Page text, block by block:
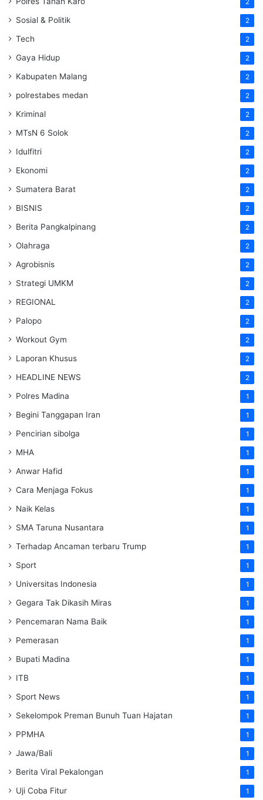
2
Sosial & Politik 2
Tech 2
Gaya Hidup 2
Kabupaten Malang 2
polrestabes medan 2
Kriminal 2
MTsN 6 Solok 2
Idulfitri 2
Ekonomi 2
Sumatera Barat 2
BISNIS 2
Berita Pangkalpinang 2
Olahraga 2
Agrobisnis 2
Strategi UMKM 2
REGIONAL 2
Palopo 2
Workout Gym 2
Laporan Khusus 2
HEADLINE NEWS 2
Polres Madina 1
Begini Tanggapan Iran 1
Pencirian sibolga 1
MHA 1
Anwar Hafid 1
Cara Menjaga Fokus 1
Naik Kelas 1
SMA Taruna Nusantara 1
Terhadap Ancaman terbaru Trump 1
Sport 1
Universitas Indonesia 1
Gegara Tak Dikasih Miras 1
Pencemaran Nama Baik 1
Pemerasan 1
Bupati Madina 1
ITB 1
Sport News 1
Sekelompok Preman Bunuh Tuan Hajatan 1
PPMHA 1
Jawa/Bali 1
Berita Viral Pekalongan 1
Uji Coba Fitur 1